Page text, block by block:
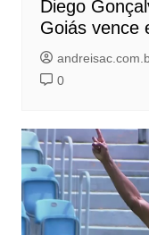
Diego
Goiás vence
0